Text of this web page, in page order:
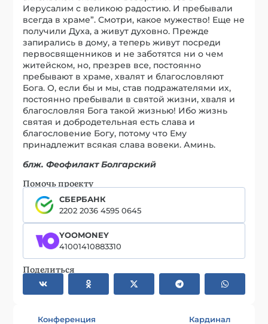
Иерусалим с великою радостию. И пребывали
всегда в храме”. Смотри, какое мужество! Еще не
получили Духа, а живут духовно. Прежде
запирались в дому, а теперь живут посреди
первосвященников и не заботятся ни о чем
житейском, но, презрев все, постоянно
пребывают в храме, хвалят и благословляют
Бога. О, если бы и мы, став подражателями их,
постоянно пребывали в святой жизни, хваля и
благословляя Бога такой жизнью! Ибо жизнь
святая и добродетельная есть слава и
благословение Богу, потому что Ему
принадлежит всякая слава вовеки. Аминь.
блж. Феофилакт Болгарский
Помочь проекту
СБЕРБАНК
2202 2036 4595 0645
YOOMONEY
41001410883310
Поделиться
Конференция Кардинал